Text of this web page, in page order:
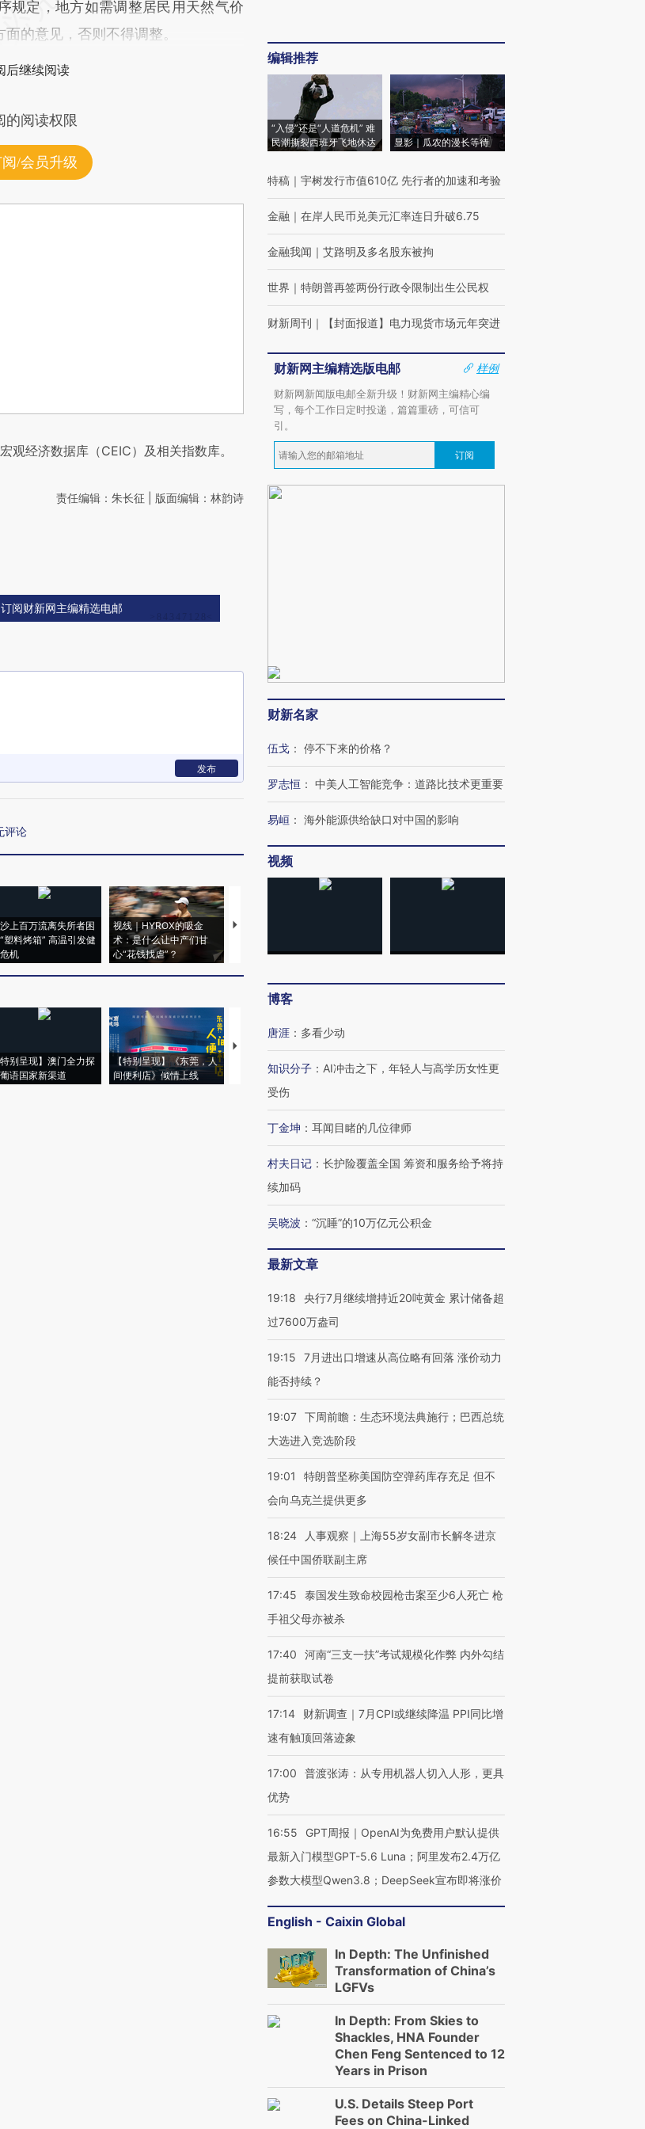
规定，地方如需调整居民用天然气价
的意见，否则不得调整。
后继续阅读
阅读权限
/会员升级
观经济数据库（CEIC）及相关指数库。
责任编辑：朱长征 | 版面编辑：林韵诗
订阅财新网主编精选电邮
发布
评论
上百万流离失所者困
塑料烤箱” 高温引发健
机
视线｜HYROX的吸金
术：是什么让中产们甘
心“花钱找虐”？
马航飞行员跨国走私7万
育部长拱下台
飞地休达
特别呈现】澳门全力探
语国家新渠道
【特别呈现】《东莞，人
间便利店》倾情上线
【推广】走进第四届链博
会，让数智科技“链”接产
【特别呈现】寻找100种
有意思的生活方式·第三对
CFO：不靠规模取胜，华
住三大增长引擎是什么？
编辑推荐
“入侵”还是“人道危机” 难
民潮撕裂西班牙飞地休达
显影｜瓜农的漫长等待
特稿 ｜ 宇树发行市值610亿 先行者的加速和考验
金融 ｜ 在岸人民币兑美元汇率连日升破6.75
金融我闻 ｜ 艾路明及多名股东被拘
世界 ｜ 特朗普再签两份行政令限制出生公民权
财新周刊 ｜ 【封面报道】电力现货市场元年突进
财新网主编精选版电邮
样例
财新网新闻版电邮全新升级！财新网主编精心编
写，每个工作日定时投递，篇篇重磅，可信可
引。
订阅
财新名家
伍戈 ： 停不下来的价格？
罗志恒 ： 中美人工智能竞争：道路比技术更重要
易峘 ： 海外能源供给缺口对中国的影响
视频
博客
唐涯 ： 多看少动
知识分子 ： AI冲击之下，年轻人与高学历女性更
受伤
丁金坤 ： 耳闻目睹的几位律师
村夫日记 ： 长护险覆盖全国 筹资和服务给予将持
续加码
吴晓波 ： “沉睡”的10万亿元公积金
最新文章
19:18
央行7月继续增持近20吨黄金 累计储备超
过7600万盎司
19:15
7月进出口增速从高位略有回落 涨价动力
能否持续？
19:07 下周前瞻：生态环境法典施行；巴西总统
大选进入竞选阶段
19:01
特朗普坚称美国防空弹药库存充足 但不
会向乌克兰提供更多
18:24
人事观察｜上海55岁女副市长解冬进京
候任中国侨联副主席
17:45
泰国发生致命校园枪击案至少6人死亡 枪
手祖父母亦被杀
17:40
河南“三支一扶”考试规模化作弊 内外勾结
提前获取试卷
17:14
财新调查｜7月CPI或继续降温 PPI同比增
速有触顶回落迹象
17:00
普渡张涛：从专用机器人切入人形，更具
优势
16:55
GPT周报｜OpenAI为免费用户默认提供
最新入门模型GPT-5.6 Luna；阿里发布2.4万亿
参数大模型Qwen3.8；DeepSeek宣布即将涨价
English - Caixin Global
In Depth: The Unfinished
Transformation of China’s
LGFVs
In Depth: From Skies to
Shackles, HNA Founder
Chen Feng Sentenced to 12
Years in Prison
U.S. Details Steep Port
Fees on China-Linked